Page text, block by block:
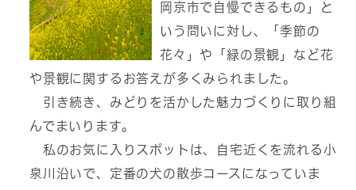
岡京市で自慢できるもの」と
いう問いに対し、「季節の
花々」や「緑の景観」など花
や景観に関するお答えが多くみられました。
引き続き、みどりを活かした魅力づくりに取り組
んでまいります。
私のお気に入りスポットは、自宅近くを流れる小
泉川沿いで、定番の犬の散歩コースになっていま